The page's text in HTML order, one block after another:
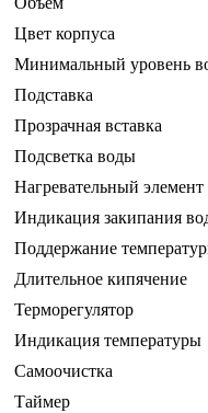
Цвет корпуса
Минимальный уровень
Подставка
Прозрачная вставка
Подсветка воды
Нагревательный элемент
Индикация закипания
Поддержание
Длительное кипячение
Терморегулятор
Индикация температуры
Самоочистка
Таймер